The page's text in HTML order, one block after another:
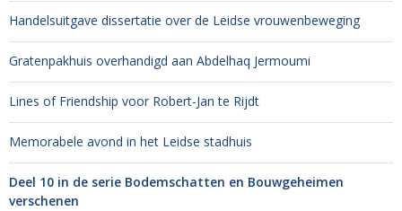
Handelsuitgave dissertatie over de Leidse vrouwenbeweging
Gratenpakhuis overhandigd aan Abdelhaq Jermoumi
Lines of Friendship voor Robert-Jan te Rijdt
Memorabele avond in het Leidse stadhuis
Deel 10 in de serie Bodemschatten en Bouwgeheimen
verschenen